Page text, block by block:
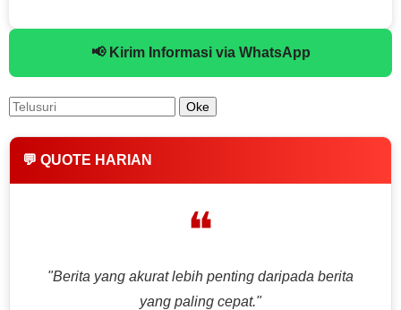
📢 Kirim Informasi via WhatsApp
💬 QUOTE HARIAN
❝
"Berita yang akurat lebih penting daripada berita
yang paling cepat."